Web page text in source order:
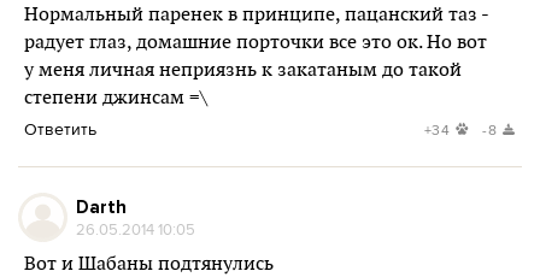
Нормальный паренек в принципе, пацанский таз -
радует глаз, домашние порточки все это ок. Но вот
у меня личная неприязнь к закатаным до такой
степени джинсам =\
Ответить +34 -8
Darth
26.05.2014 10:05
Вот и Шабаны подтянулись